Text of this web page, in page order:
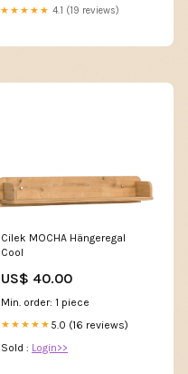
★★★★★ 4.1 (19 reviews)
Cilek MOCHA Hängeregal
Cool
US$ 40.00
Min. order: 1 piece
★★★★★ 5.0 (16 reviews)
Sold : Login>>